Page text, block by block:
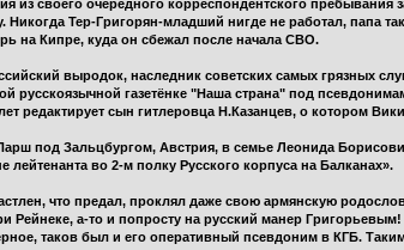
из своего очередного корреспондентского
Никогда Тер-Григорян-младший нигде не работал, папа
на Кипре, куда он сбежал после начала СВО.
выродок, наследник советских самых грязных
русскоязычной газетёнке "Наша страна" под
редактирует сын гитлеровца Н.Казанцев, о котором
под Зальцбургом, Австрия, в семье Леонида
во 2-м полку Русского корпуса на Балканах».
что предал, проклял даже свою армянскую
Рейнеке, а-то и попросту на русский манер
таков был и его оперативный псевдоним в КГБ.